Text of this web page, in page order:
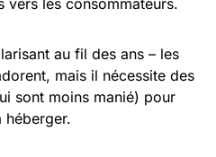
vers les consommateurs.
au fil des ans – les
mais il nécessite des
sont moins manié) pour
héberger.